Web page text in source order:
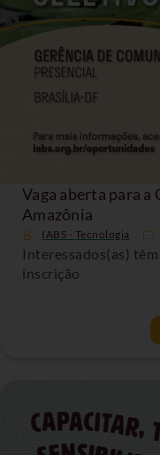
Vaga aberta para a
Amazônia
IABS - Tecnologia
Interessados(as)
inscrição